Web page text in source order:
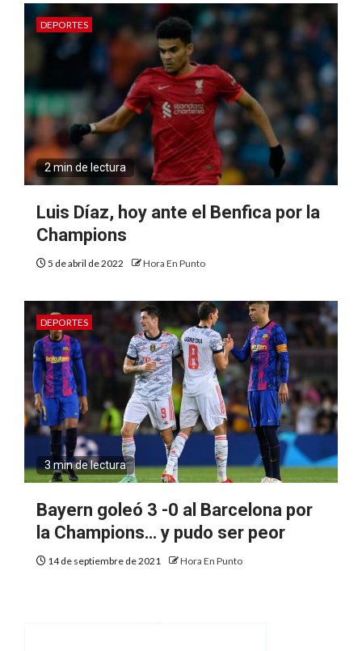
DEPORTES
2 min de lectura
Luis Díaz, hoy ante el Benfica por la
Champions
5 de abril de 2022 Hora En Punto
DEPORTES
3 min de lectura
Bayern goleó 3 -0 al Barcelona por
la Champions… y pudo ser peor
14 de septiembre de 2021 Hora En Punto